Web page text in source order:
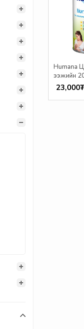
Humana
ээжийн
23,000₮